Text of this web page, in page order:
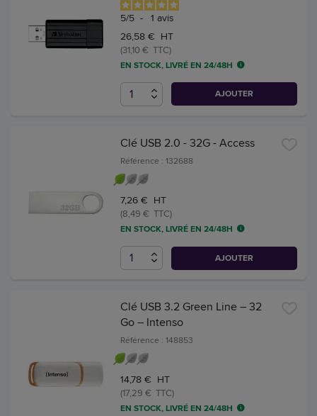
5/5 - 1 avis
26,58 € HT
(31,10 € TTC)
EN STOCK, LIVRÉ EN 24/48H
AJOUTER
Clé USB 2.0 - 32G - Access
Référence : 132688
7,26 € HT
(8,49 € TTC)
EN STOCK, LIVRÉ EN 24/48H
AJOUTER
Clé USB 3.2 Green Line – 32
Go – Intenso
Référence : 148853
14,78 € HT
(17,29 € TTC)
EN STOCK, LIVRÉ EN 24/48H